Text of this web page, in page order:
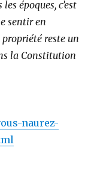
époques, c’est
sentir en
propriété reste un
la Constitution
naurez-